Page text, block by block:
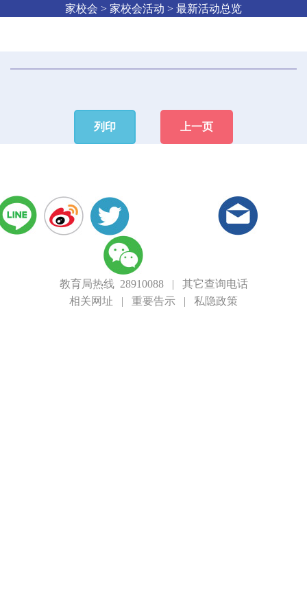
家校会 > 家校会活动 > 最新活动总览
列印 上一页
教育局热线 28910088| 其它查询电话
相关网址 | 重要告示 | 私隐政策